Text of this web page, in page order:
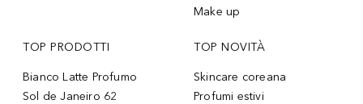
Make up
TOP PRODOTTI
Bianco Latte Profumo
Sol de Janeiro 62
TOP NOVITÀ
Skincare coreana
Profumi estivi